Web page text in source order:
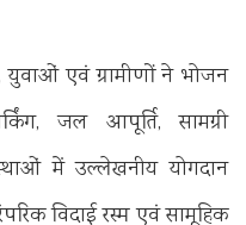
युवाओं एवं ग्रामीणों ने भोजन
जल आपूर्ति, सामग्री
में उल्लेखनीय योगदान
विदाई रस्म एवं सामूहिक